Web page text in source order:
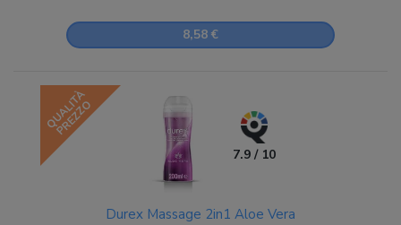
8,58 €
QUALITÀ
PREZZO
7.9 / 10
Durex Massage 2in1 Aloe Vera